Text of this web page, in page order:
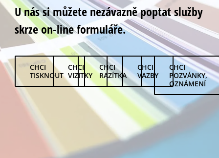
U nás si můžete nezávazně poptat služby
skrze on-line formuláře.
CHCI
TISKNOUT
CHCI
VIZITKY
CHCI
RAZÍTKA
CHCI
VAZBY
CHCI
POZVÁNKY,
OZNÁMENÍ